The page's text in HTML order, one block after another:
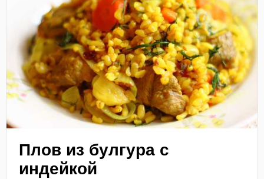
Плов из булгура с
индейкой